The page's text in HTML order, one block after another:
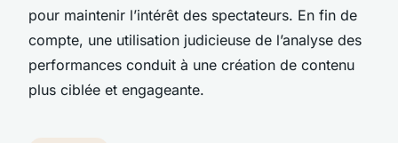
pour maintenir l’intérêt des spectateurs. En fin de
compte, une utilisation judicieuse de l’analyse des
performances conduit à une création de contenu
plus ciblée et engageante.